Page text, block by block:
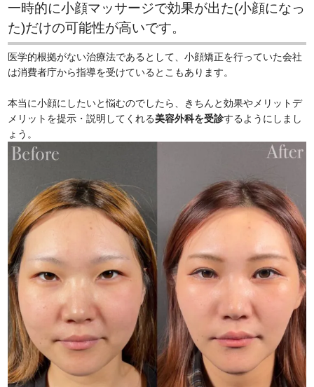
一時的に小顔マッサージで効果が出た(小顔になっ
た)だけの可能性が高いです。
医学的根拠がない治療法であるとして、小顔矯正を行っていた会社
は消費者庁から指導を受けているとこもあります。
本当に小顔にしたいと悩むのでしたら、きちんと効果やメリットデ
メリットを提示・説明してくれる美容外科を受診するようにしまし
ょう。